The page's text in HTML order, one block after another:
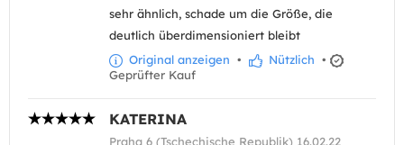
sehr ähnlich, schade um die Größe, die
deutlich überdimensioniert bleibt
Original anzeigen • Nützlich •
Geprüfter Kauf
KATERINA
Praha 6 (Tschechische Republik) 16.02.22